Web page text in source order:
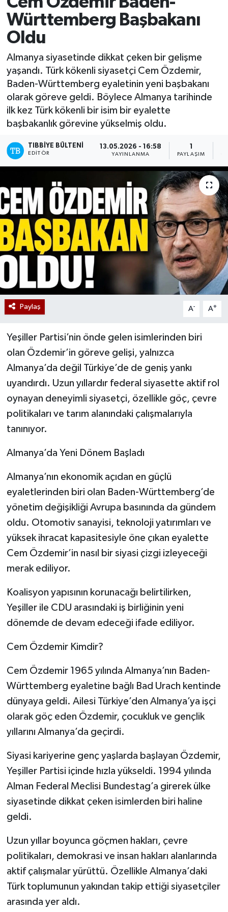
Württemberg Başbakanı
Oldu
Almanya siyasetinde dikkat çeken bir gelişme
yaşandı. Türk kökenli siyasetçi Cem Özdemir,
Baden-Württemberg eyaletinin yeni başbakanı
olarak göreve geldi. Böylece Almanya tarihinde
ilk kez Türk kökenli bir isim bir eyalette
başbakanlık görevine yükselmiş oldu.
TIBBIYE BÜLTENI
EDITÖR
13.05.2026 - 16:58
YAYINLANMA PAYLAŞIM
Paylaş A- A+
Yeşiller Partisi’nin önde gelen isimlerinden biri
olan Özdemir’in göreve gelişi, yalnızca
Almanya’da değil Türkiye’de de geniş yankı
uyandırdı. Uzun yıllardır federal siyasette aktif rol
oynayan deneyimli siyasetçi, özellikle göç, çevre
politikaları ve tarım alanındaki çalışmalarıyla
tanınıyor.
Almanya’da Yeni Dönem Başladı
Almanya’nın ekonomik açıdan en güçlü
eyaletlerinden biri olan Baden-Württemberg’de
yönetim değişikliği Avrupa basınında da gündem
oldu. Otomotiv sanayisi, teknoloji yatırımları ve
yüksek ihracat kapasitesiyle öne çıkan eyalette
Cem Özdemir’in nasıl bir siyasi çizgi izleyeceği
merak ediliyor.
Koalisyon yapısının korunacağı belirtilirken,
Yeşiller ile CDU arasındaki iş birliğinin yeni
dönemde de devam edeceği ifade ediliyor.
Cem Özdemir Kimdir?
Cem Özdemir 1965 yılında Almanya’nın Baden-
Württemberg eyaletine bağlı Bad Urach kentinde
dünyaya geldi. Ailesi Türkiye’den Almanya’ya işçi
olarak göç eden Özdemir, çocukluk ve gençlik
yıllarını Almanya’da geçirdi.
Siyasi kariyerine genç yaşlarda başlayan Özdemir,
Yeşiller Partisi içinde hızla yükseldi. 1994 yılında
Alman Federal Meclisi Bundestag’a girerek ülke
siyasetinde dikkat çeken isimlerden biri haline
geldi.
Uzun yıllar boyunca göçmen hakları, çevre
politikaları, demokrasi ve insan hakları alanlarında
aktif çalışmalar yürüttü. Özellikle Almanya’daki
Türk toplumunun yakından takip ettiği siyasetçiler
arasında yer aldı.
Mevzuat